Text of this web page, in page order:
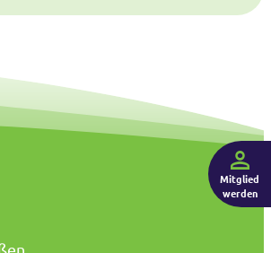
Mitglied
werden